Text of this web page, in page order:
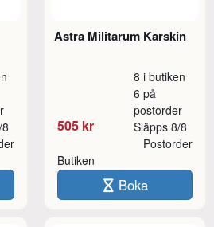
Astra Militarum Karskin
505 kr
8 i butiken
6 på
postorder
Släpps 8/8
Butiken
Postorder
Boka